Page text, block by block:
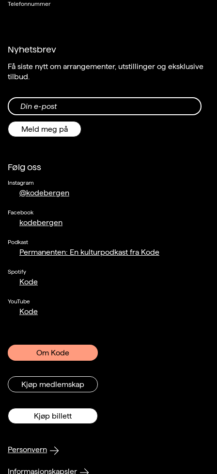
Telefonnummer
Nyhetsbrev
Få siste nytt om arrangementer, utstillinger og eksklusive
tilbud.
Din e-post
Meld meg på
Følg oss
Instagram
@kodebergen
Facebook
kodebergen
Podkast
Permanenten: En kulturpodkast fra Kode
Spotify
Kode
YouTube
Kode
Om Kode
Kjøp medlemskap
Kjøp billett
Personvern
Informasjonskapsler